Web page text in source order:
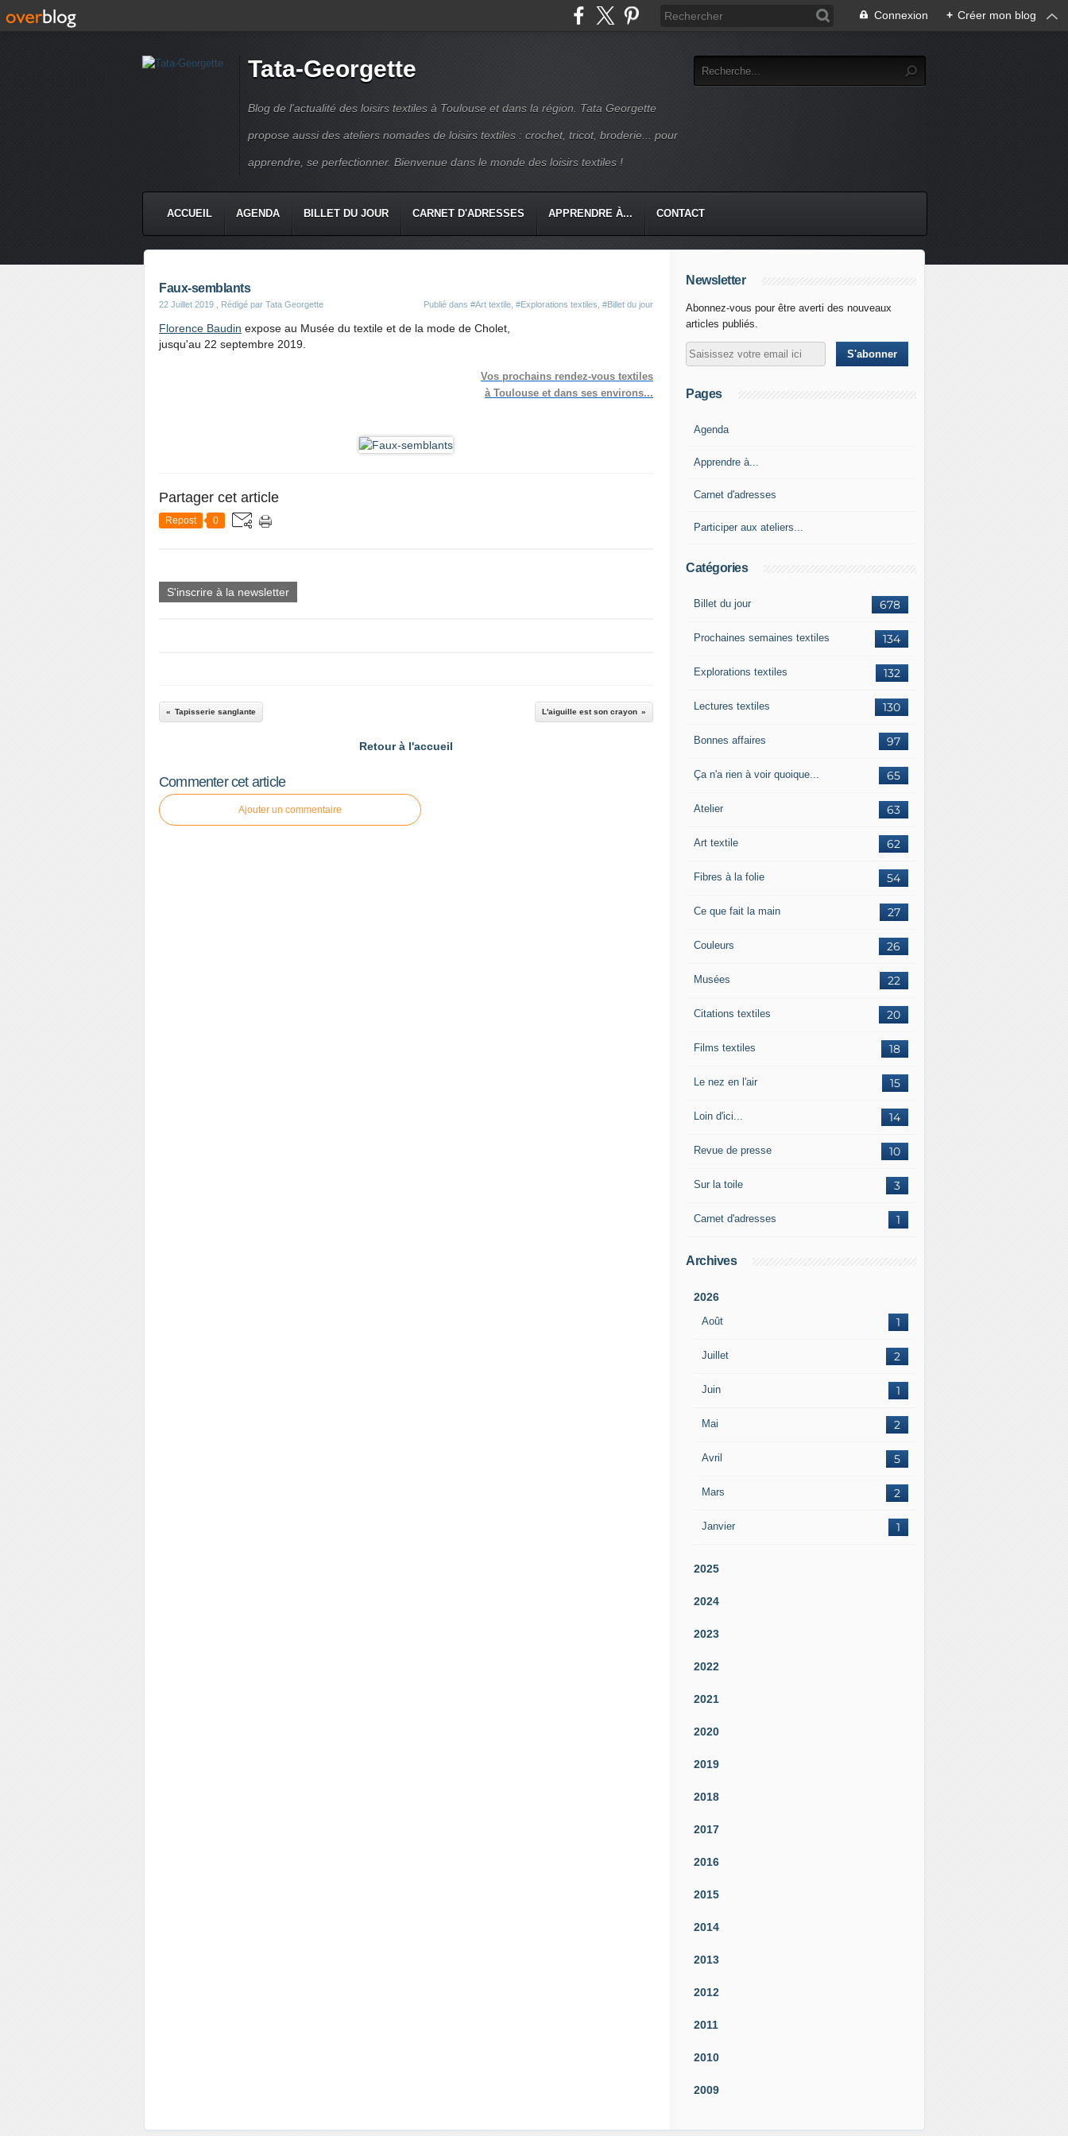
Connexion + Créer mon blog
Tata-Georgette
Blog de l'actualité des loisirs textiles à Toulouse et dans la région. Tata Georgette
propose aussi des ateliers nomades de loisirs textiles : crochet, tricot, broderie... pour
apprendre, se perfectionner. Bienvenue dans le monde des loisirs textiles !
ACCUEIL AGENDA BILLET DU JOUR CARNET D'ADRESSES APPRENDRE À... CONTACT
Faux-semblants
22 Juillet 2019 , Rédigé par Tata Georgette Publié dans #Art textile #Explorations textiles #Billet du jour
Florence Baudin expose au Musée du textile et de la mode de Cholet,
jusqu'au 22 septembre 2019.
Vos prochains rendez-vous textiles
à Toulouse et dans ses environs...
Partager cet article
Repost 0
S'inscrire à la newsletter
Tapisserie sanglante L'aiguille est son crayon
Retour à l'accueil
Commenter cet article
Ajouter un commentaire
Newsletter
Abonnez-vous pour être averti des nouveaux
articles publiés.
Pages
Agenda
Apprendre à...
Carnet d'adresses
Participer aux ateliers...
Catégories
678
Billet du jour
134
Prochaines semaines textiles
132
Explorations textiles
130
Lectures textiles
97
Bonnes affaires
65
Ça n'a rien à voir quoique...
63
Atelier
62
Art textile
54
Fibres à la folie
27
Ce que fait la main
26
Couleurs
22
Musées
20
Citations textiles
18
Films textiles
15
Le nez en l'air
14
Loin d'ici...
10
Revue de presse
3
Sur la toile
1
Carnet d'adresses
Archives
2026
Août 1
Juillet 2
Juin 1
Mai 2
Avril 5
Mars 2
Janvier 1
2025
2024
2023
2022
2021
2020
2019
2018
2017
2016
2015
2014
2013
2012
2011
2010
2009